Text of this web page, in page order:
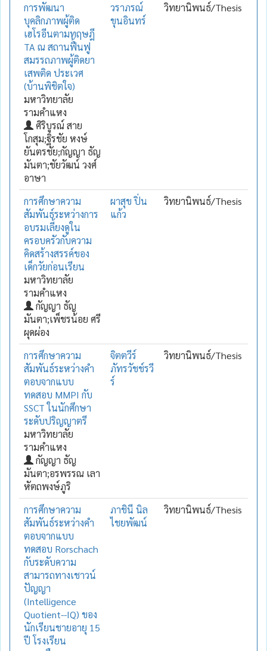
การพัฒนา
บุคลิกภาพผู้ติด
เฮโรอีนตามทฤษฎี
TA ณ สถานฟื้นฟู
สมรรถภาพผู้ติดยา
เสพติด ประเวศ
(บ้านพิชิตใจ)
มหาวิทยาลัย
รามคำแหง
ศิริบูรณ์ สาย
โกสุม;ฐิรชัย หงษ์
ยันตรชัย;กัญญา ธัญ
มันตา;ชัยวัฒน์ วงศ์
อาษา
วราภรณ์
ขุนอินทร์
วิทยานิพนธ์/Thesis
การศึกษาความ
สัมพันธ์ระหว่างการ
อบรมเลี้ยงดูใน
ครอบครัวกับความ
คิดสร้างสรรค์ของ
เด็กวัยก่อนเรียน
มหาวิทยาลัย
รามคำแหง
กัญญา ธัญ
มันตา;เพ็ชรน้อย ศรี
ผุดผ่อง
ผาสุข ปิ่น
แก้ว
วิทยานิพนธ์/Thesis
การศึกษาความ
สัมพันธ์ระหว่างคำ
ตอบจากแบบ
ทดสอบ MMPI กับ
SSCT ในนักศึกษา
ระดับปริญญาตรี
มหาวิทยาลัย
รามคำแหง
กัญญา ธัญ
มันตา;อรพรรณ เลา
หัตถพงษ์ภูริ
จิตตวีร์
ภัทรวัชช์รวี
ร์
วิทยานิพนธ์/Thesis
การศึกษาความ
สัมพันธ์ระหว่างคำ
ตอบจากแบบ
ทดสอบ Rorschach
กับระดับความ
สามารถทางเชาวน์
ปัญญา
(Intelligence
Quotient--IQ) ของ
นักเรียนชายอายุ 15
ปี โรงเรียน
ภาชินี นิล
ไชยพัฒน์
วิทยานิพนธ์/Thesis